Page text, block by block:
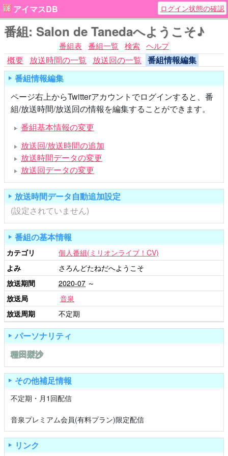
アイマスDB ログイン状態の確認
番組: Salon de Tanedaへようこそ♪
番組表 番組一覧 検索 ヘルプ
概要 放送時間の一覧 放送回の一覧 番組情報編集
番組情報編集
ページ右上からTwitterアカウントでログインすると、番
組/放送時間/放送回の情報を編集することができます。
番組基本情報の変更
放送回/放送時間の追加
放送時間データの変更
放送回データの変更
放送時間データ自動追加設定
(設定されていません)
番組の基本情報
カテゴリ
個人番組(ミリオンライブ！CV)
よみ
さろんどたねだへようこそ
放送期間
2020-07 ～
放送局
音泉
放送周期
不定期
パーソナリティ
種田梨沙
その他補足情報
不定期・月1回配信
音泉プレミアム会員(有料プラン)限定配信
リンク